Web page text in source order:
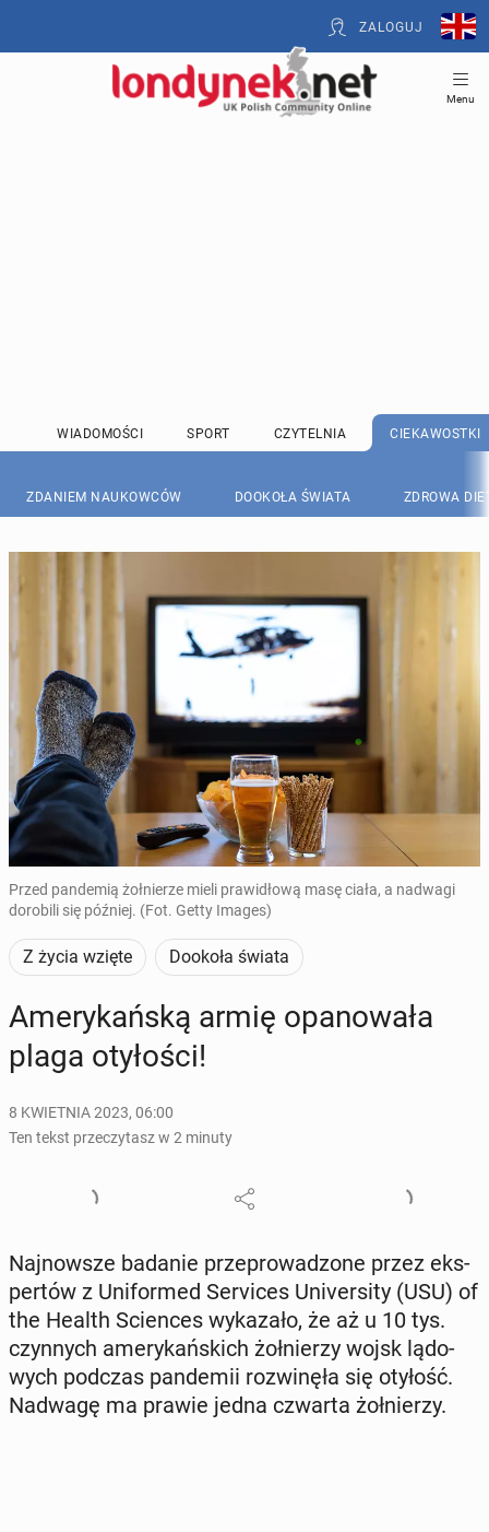
ZALOGUJ
Menu
WIADOMOŚCI SPORT CZYTELNIA CIEKAWOSTKI
ZDANIEM NAUKOWCÓW DOOKOŁA ŚWIATA ZDROWA
Przed pandemią żołnierze mieli prawidłową masę ciała, a nadwagi
dorobili się później. (Fot. Getty Images)
Z życia wzięte Dookoła świata
Ame­ry­kań­ską armię opa­no­wa­ła
plaga oty­ło­ści!
8 KWIETNIA 2023, 06:00
Ten tekst przeczytasz w 2 minuty
Naj­now­sze badanie prze­pro­wa­dzo­ne przez eks­
per­tów z Uni­for­med Se­rvi­ces Uni­ver­si­ty (USU) of
the Health Scien­ces wy­ka­za­ło, że aż u 10 tys.
czyn­nych ame­ry­kań­skich żoł­nie­rzy wojsk lą­do­
wych podczas pan­de­mii roz­wi­nę­ła się otyłość.
Nadwagę ma prawie jedna czwarta żoł­nie­rzy.